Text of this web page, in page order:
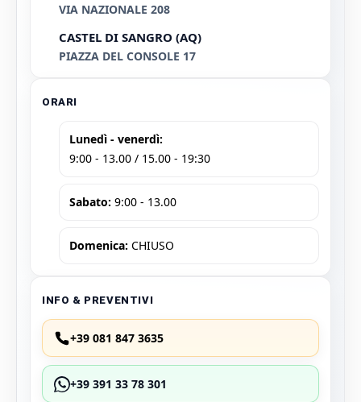
VIA NAZIONALE 208
CASTEL DI SANGRO (AQ)
PIAZZA DEL CONSOLE 17
ORARI
Lunedì - venerdì:
9:00 - 13.00 / 15.00 - 19:30
Sabato: 9:00 - 13.00
Domenica: CHIUSO
INFO & PREVENTIVI
+39 081 847 3635
+39 391 33 78 301